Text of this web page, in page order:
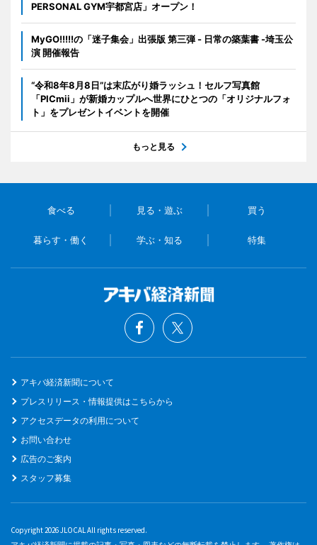
PERSONAL GYM宇都宮店」オープン！
MyGO!!!!!の「迷子集会」出張版 第三弾 - 日常の築葉書 -埼玉公
演 開催報告
“令和8年8月8日”は末広がり婚ラッシュ！セルフ写真館
「PICmii」が新婚カップルへ世界にひとつの「オリジナルフォ
ト」をプレゼントイベントを開催
もっと見る
食べる 見る・遊ぶ 買う
暮らす・働く 学ぶ・知る 特集
アキバ経済新聞について
プレスリリース・情報提供はこちらから
アクセスデータの利用について
お問い合わせ
広告のご案内
スタッフ募集
Copyright 2026 JLOCAL All rights reserved.